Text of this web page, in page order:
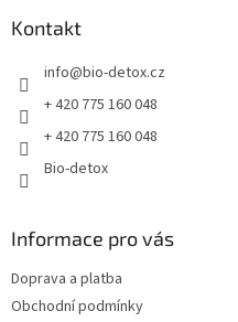
Kontakt
info@bio-detox.cz
+ 420 775 160 048
+ 420 775 160 048
Bio-detox
Informace pro vás
Doprava a platba
Obchodní podmínky